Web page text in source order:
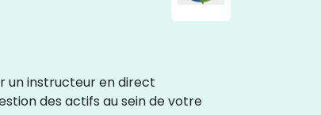
un instructeur en direct
des actifs au sein de votre